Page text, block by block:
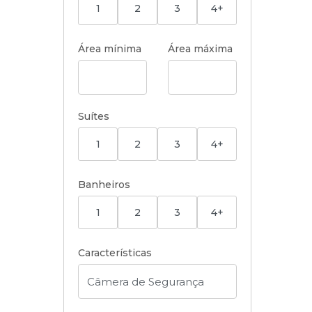
1 2 3 4+
Área mínima Área máxima
Suítes
1 2 3 4+
Banheiros
1 2 3 4+
Características